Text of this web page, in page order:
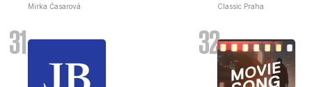
Mirka Časarová Classic Praha
31 32